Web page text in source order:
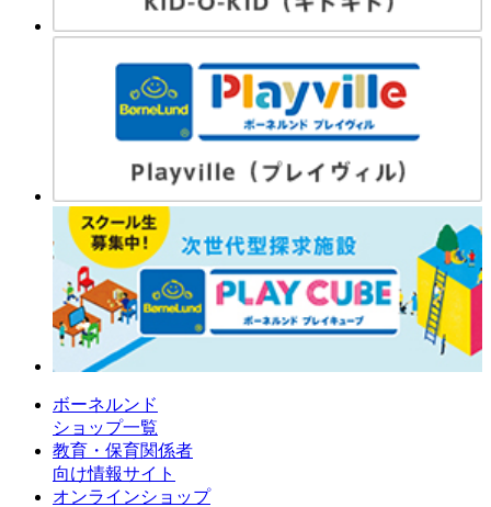
ボーネルンド
ショップ一覧
教育・保育関係者
向け情報サイト
オンラインショップ